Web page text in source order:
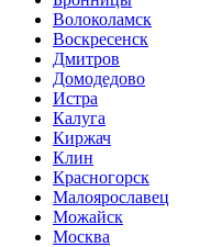
Волоколамск
Воскресенск
Дмитров
Домодедово
Истра
Калуга
Киржач
Клин
Красногорск
Малоярославец
Можайск
Москва